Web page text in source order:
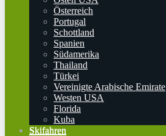
Österreich
Portugal
Schottland
Spanien
Südamerika
Thailand
Türkei
Vereinigte Arabische Emirate
Westen USA
Florida
Kuba
Skifahren